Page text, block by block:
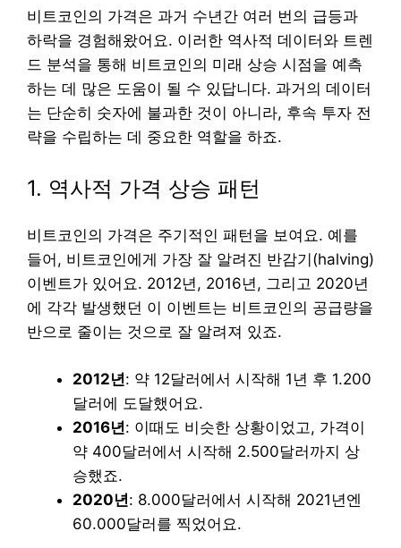
비트코인의 가격은 과거 수년간 여러 번의 급등과
하락을 경험해왔어요. 이러한 역사적 데이터와 트렌
드 분석을 통해 비트코인의 미래 상승 시점을 예측
하는 데 많은 도움이 될 수 있답니다. 과거의 데이터
는 단순히 숫자에 불과한 것이 아니라, 후속 투자 전
략을 수립하는 데 중요한 역할을 하죠.
1. 역사적 가격 상승 패턴
비트코인의 가격은 주기적인 패턴을 보여요. 예를
들어, 비트코인에게 가장 잘 알려진 반감기(halving)
이벤트가 있어요. 2012년, 2016년, 그리고 2020년
에 각각 발생했던 이 이벤트는 비트코인의 공급량을
반으로 줄이는 것으로 잘 알려져 있죠.
2012년: 약 12달러에서 시작해 1년 후 1.200
달러에 도달했어요.
2016년: 이때도 비슷한 상황이었고, 가격이
약 400달러에서 시작해 2.500달러까지 상
승했죠.
2020년: 8.000달러에서 시작해 2021년엔
60.000달러를 찍었어요.